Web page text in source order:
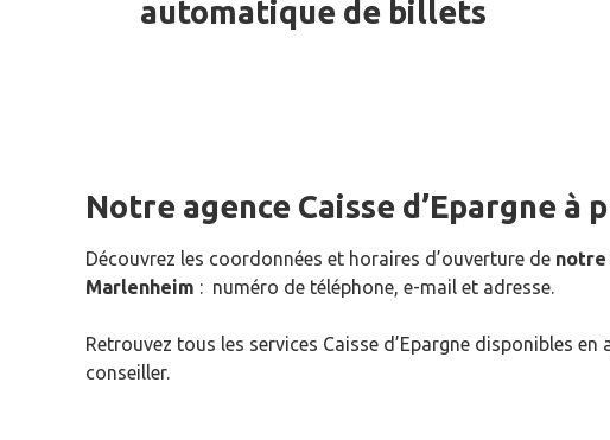
automatique de billets
Notre agence Caisse d’Epargne à
Découvrez les coordonnées et horaires d’ouverture de notre
Marlenheim : numéro de téléphone, e-mail et adresse.
Retrouvez tous les services Caisse d’Epargne disponibles
conseiller.